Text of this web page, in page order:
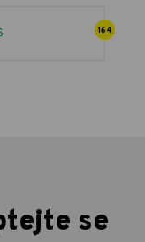
164
se